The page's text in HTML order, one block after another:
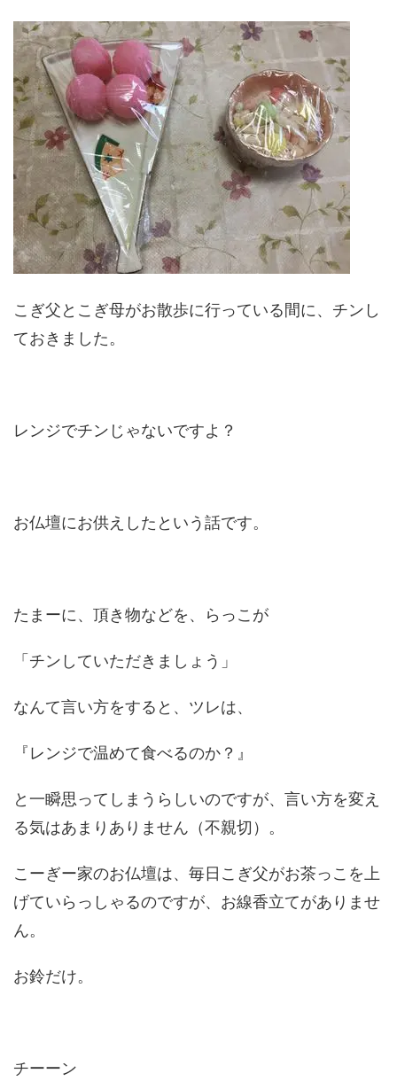
こぎ父とこぎ母がお散歩に行っている間に、チンし
ておきました。
レンジでチンじゃないですよ？
お仏壇にお供えしたという話です。
たまーに、頂き物などを、らっこが
「チンしていただきましょう」
なんて言い方をすると、ツレは、
『レンジで温めて食べるのか？』
と一瞬思ってしまうらしいのですが、言い方を変え
る気はあまりありません（不親切）。
こーぎー家のお仏壇は、毎日こぎ父がお茶っこを上
げていらっしゃるのですが、お線香立てがありませ
ん。
お鈴だけ。
チーーン